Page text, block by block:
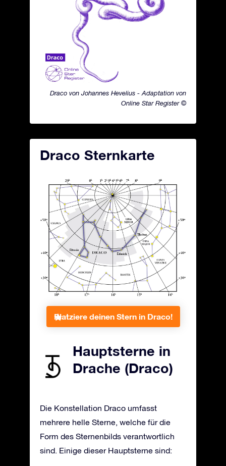
Draco von Johannes Hevelius - Adaptation von
Online Star Register ©
Draco Sternkarte
Platziere deinen Stern in Draco!
Hauptsterne in
Drache (Draco)
Die Konstellation Draco umfasst
mehrere helle Sterne, welche für die
Form des Sternenbilds verantwortlich
sind. Einige dieser Hauptsterne sind: